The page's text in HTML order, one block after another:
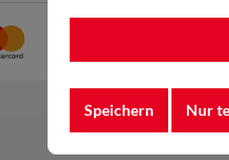
Speichern Nur